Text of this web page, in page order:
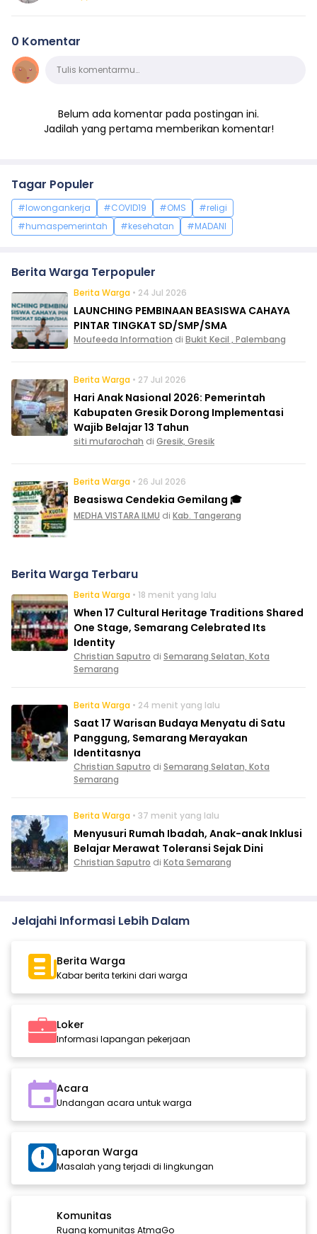
0 Komentar
KomentarTulis komentarmu…
Belum ada komentar pada postingan ini.
Jadilah yang pertama memberikan komentar!
Tagar Populer
#lowongankerja #COVID19 #OMS
#religi
#humaspemerintah
#kesehatan #MADANI
Berita Warga Terpopuler
Berita Warga • 24 Jul 2026
LAUNCHING PEMBINAAN BEASISWA CAHAYA
PINTAR TINGKAT SD/SMP/SMA
Moufeeda Information di Bukit Kecil , Palembang
Berita Warga • 27 Jul 2026
Hari Anak Nasional 2026: Pemerintah
Kabupaten Gresik Dorong Implementasi
Wajib Belajar 13 Tahun
siti mufarochah di Gresik, Gresik
Berita Warga • 26 Jul 2026
Beasiswa Cendekia Gemilang 🎓
MEDHA VISTARA ILMU di Kab. Tangerang
Berita Warga Terbaru
Berita Warga • 18 menit yang lalu
When 17 Cultural Heritage Traditions Shared
One Stage, Semarang Celebrated Its
Identity
Christian Saputro di Semarang Selatan, Kota
Semarang
Berita Warga • 24 menit yang lalu
Saat 17 Warisan Budaya Menyatu di Satu
Panggung, Semarang Merayakan
Identitasnya
Christian Saputro di Semarang Selatan, Kota
Semarang
Berita Warga • 37 menit yang lalu
Menyusuri Rumah Ibadah, Anak-anak Inklusi
Belajar Merawat Toleransi Sejak Dini
Christian Saputro di Kota Semarang
Jelajahi Informasi Lebih Dalam
Berita Warga
Kabar berita terkini dari warga
Loker
Informasi lapangan pekerjaan
Acara
Undangan acara untuk warga
Laporan Warga
Masalah yang terjadi di lingkungan
Komunitas
Ruang komunitas AtmaGo